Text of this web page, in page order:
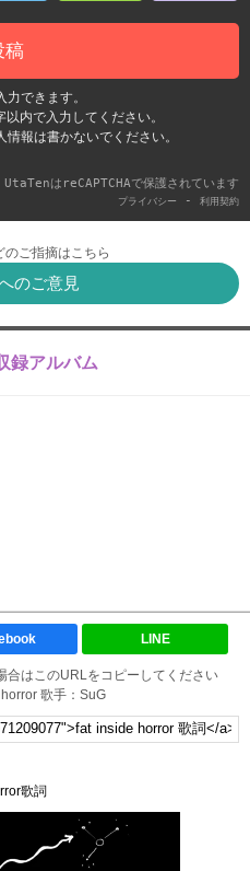
稿
できます。
内で入力してください。
報は書かないでください。
UtaTenはreCAPTCHAで保護されています
プライバシー - 利用契約
ご指摘はこちら
のご意見
録アルバム
LINE
合はこのURLをコピーしてください
歌手：SuG
歌詞